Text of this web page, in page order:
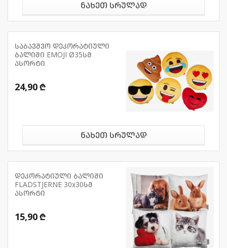
ნახეთ სრულად
საბავშვო დეკორატიული
ბალიში EMOJI Ø35სმ
ასორტი
24,90 ₾
ნახეთ სრულად
დეკორატიული ბალიში
FLADSTJERNE 30x30სმ
ასორტი
15,90 ₾